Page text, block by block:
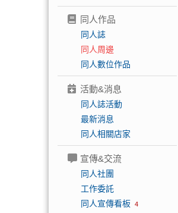
同人作品
同人誌
同人周邊
同人數位作品
活動&消息
同人誌活動
最新消息
同人相關店家
宣傳&交流
同人社團
工作委託
同人宣傳看板 4